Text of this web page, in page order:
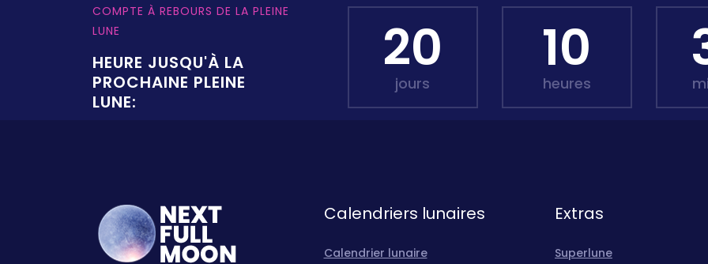
COMPTE À REBOURS DE LA PLEINE
LUNE
HEURE JUSQU'À LA
PROCHAINE PLEINE
LUNE:
20
jours
10
heures
Calendriers lunaires
Calendrier lunaire
Extras
Superlune